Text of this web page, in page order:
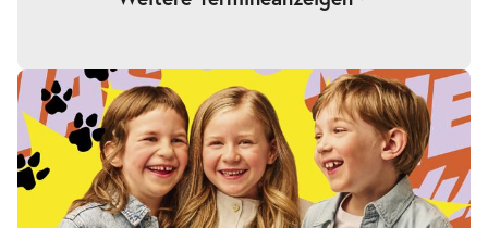
Drei Wasserschweine brennen durch-
Fr.
Fr. 19.03.2027
17:00–18:15 Uhr
Tickets